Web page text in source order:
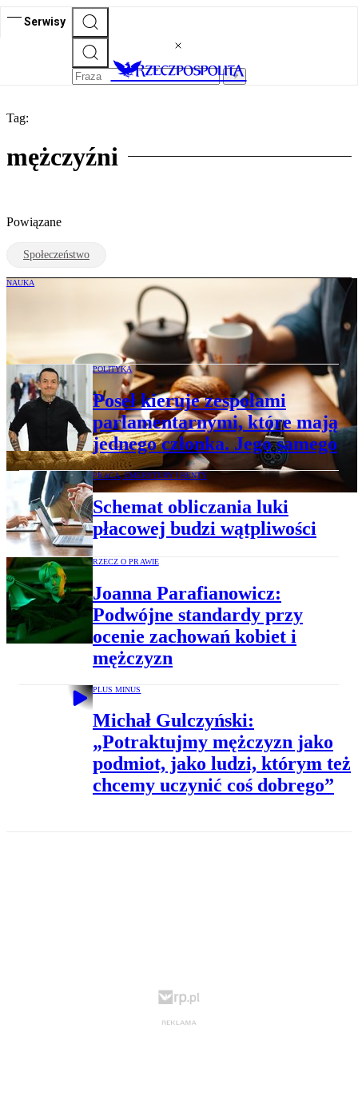
Serwisy
Tag:
mężczyźni
Powiązane
Społeczeństwo
NAUKA
Ważne badanie o seksualności. Odkryto
prawdę o męskim libido
POLITYKA
Poseł kieruje zespołami
parlamentarnymi, które mają
jednego członka. Jego samego
PRACA, EMERYTURY I RENTY
Schemat obliczania luki
płacowej budzi wątpliwości
RZECZ O PRAWIE
Joanna Parafianowicz:
Podwójne standardy przy
ocenie zachowań kobiet i
mężczyzn
PLUS MINUS
Michał Gulczyński:
„Potraktujmy mężczyzn jako
podmiot, jako ludzi, którym też
chcemy uczynić coś dobrego”